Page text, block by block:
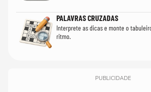
PALAVRAS CRUZADAS
Interprete as dicas e monte o
ritmo.
PUBLICIDADE